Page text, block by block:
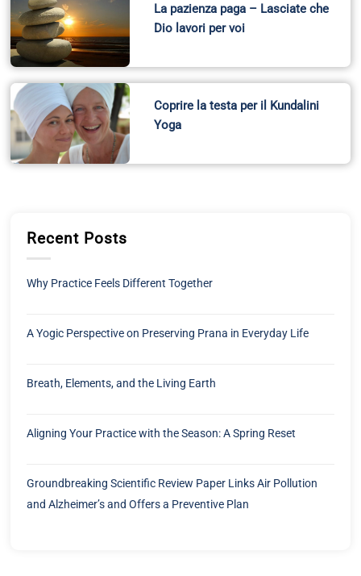
La pazienza paga – Lasciate che
Dio lavori per voi
Coprire la testa per il Kundalini
Yoga
Recent Posts
Why Practice Feels Different Together
A Yogic Perspective on Preserving Prana in Everyday Life
Breath, Elements, and the Living Earth
Aligning Your Practice with the Season: A Spring Reset
Groundbreaking Scientific Review Paper Links Air Pollution
and Alzheimer’s and Offers a Preventive Plan